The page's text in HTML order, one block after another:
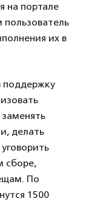
на портале
пользователь
их в
поддержку
делать
сборе,
По
1500